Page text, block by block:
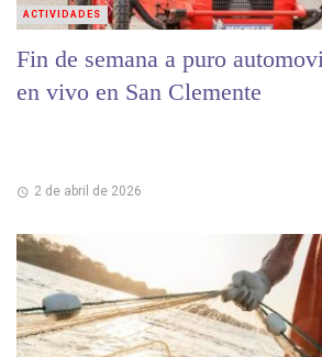
Fin de semana a puro
en vivo en San Clemente
2 de abril de 2026
ACTIVIDADES